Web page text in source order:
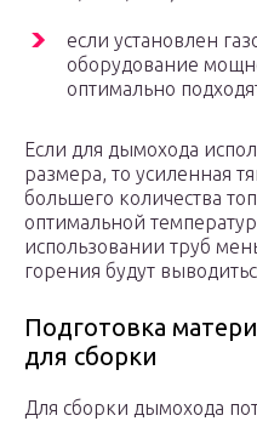
если установлен
оборудование
оптимально
Если для дымохода
размера, то усиленная
большего количества
оптимальной
использовании труб
горения будут
Подготовка
для сборки
Для сборки дымохода